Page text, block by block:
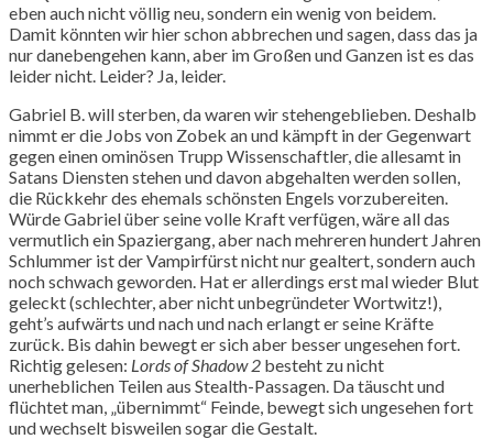
eben auch nicht völlig neu, sondern ein wenig von beidem.
Damit könnten wir hier schon abbrechen und sagen, dass das ja
nur danebengehen kann, aber im Großen und Ganzen ist es das
leider nicht. Leider? Ja, leider.
Gabriel B. will sterben, da waren wir stehengeblieben. Deshalb
nimmt er die Jobs von Zobek an und kämpft in der Gegenwart
gegen einen ominösen Trupp Wissenschaftler, die allesamt in
Satans Diensten stehen und davon abgehalten werden sollen,
die Rückkehr des ehemals schönsten Engels vorzubereiten.
Würde Gabriel über seine volle Kraft verfügen, wäre all das
vermutlich ein Spaziergang, aber nach mehreren hundert Jahren
Schlummer ist der Vampirfürst nicht nur gealtert, sondern auch
noch schwach geworden. Hat er allerdings erst mal wieder Blut
geleckt (schlechter, aber nicht unbegründeter Wortwitz!),
geht’s aufwärts und nach und nach erlangt er seine Kräfte
zurück. Bis dahin bewegt er sich aber besser ungesehen fort.
Richtig gelesen: Lords of Shadow 2 besteht zu nicht
unerheblichen Teilen aus Stealth-Passagen. Da täuscht und
flüchtet man, „übernimmt“ Feinde, bewegt sich ungesehen fort
und wechselt bisweilen sogar die Gestalt.